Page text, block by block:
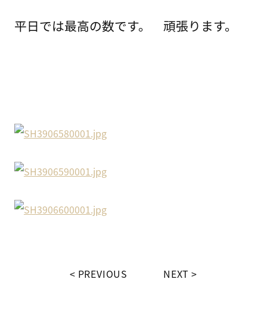
平日では最高の数です。 頑張ります。
PREVIOUS NEXT